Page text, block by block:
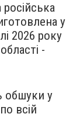
у
2026 року
-
обшуки у
всій